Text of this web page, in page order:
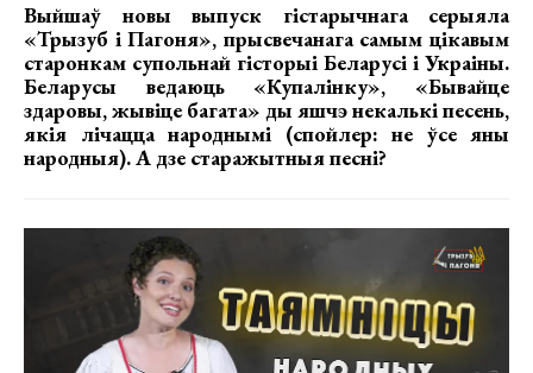
Выйшаў новы выпуск гістарычнага серыяла
«Трызуб і Пагоня», прысвечанага самым цікавым
старонкам супольнай гісторыі Беларусі і Украіны.
Беларусы ведаюць «Купалінку», «Бывайце
здаровы, жывіце багата» ды яшчэ некалькі песень,
якія лічацца народнымі (спойлер: не ўсе яны
народныя). А дзе старажытныя песні?